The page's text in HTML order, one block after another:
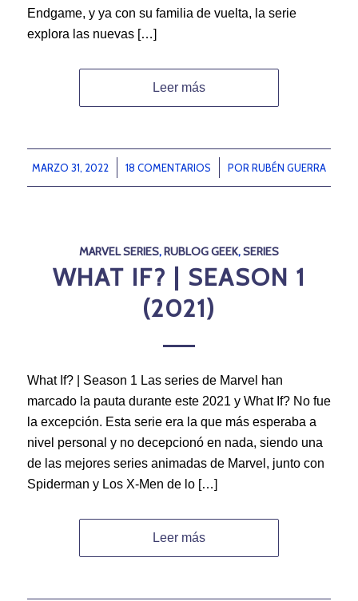
Endgame, y ya con su familia de vuelta, la serie
explora las nuevas […]
Leer más
MARZO 31, 2022
/ 18 COMENTARIOS
/ POR RUBÉN GUERRA
MARVEL SERIES,RUBLOG GEEK,SERIES
WHAT IF? | SEASON 1
(2021)
What If? | Season 1 Las series de Marvel han
marcado la pauta durante este 2021 y What If? No fue
la excepción. Esta serie era la que más esperaba a
nivel personal y no decepcionó en nada, siendo una
de las mejores series animadas de Marvel, junto con
Spiderman y Los X-Men de lo […]
Leer más